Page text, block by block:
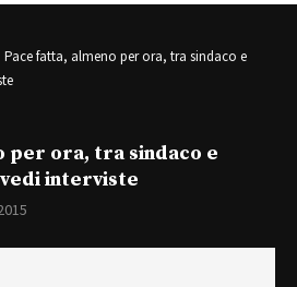
Pace fatta, almeno per ora, tra sindaco e
per ora, tra sindaco e
interviste